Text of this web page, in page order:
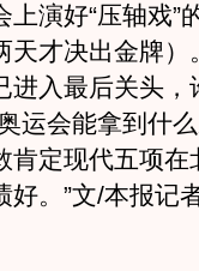
演好“压轴戏”
天才决出金牌）
进入最后关头，
运会能拿到什
肯定现代五项在
。”文/本报记